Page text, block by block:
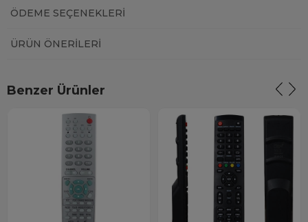
ÖDEME SEÇENEKLERI
ÜRÜN ÖNERILERI
Benzer Ürünler